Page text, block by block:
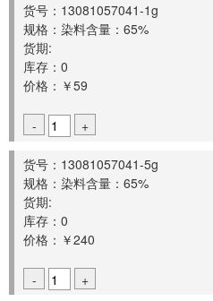
货号：13081057041-1g
规格：染料含量：65%
货期:
库存：0
价格：￥59
- +
货号：13081057041-5g
规格：染料含量：65%
货期:
库存：0
价格：￥240
- +